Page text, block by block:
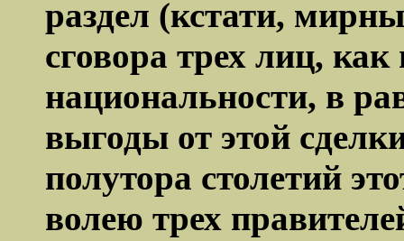
раздел (кстати,
сговора трех лиц,
национальности, в
выгоды от этой
полутора столетий
волею трех